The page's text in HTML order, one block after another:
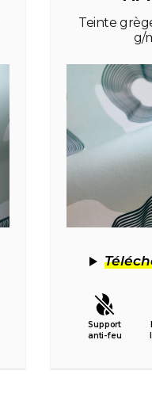
Teinte
g/
Support
anti-feu